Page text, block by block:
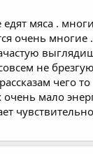
едят мяса .
очень
не
чего то
мало